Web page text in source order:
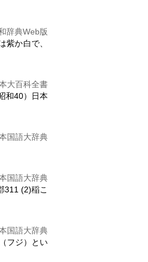
辞典Web版
か白で、
大百科全書
和40）日本
国語大辞典
国語大辞典
311 (2)稲こ
国語大辞典
フジ）とい